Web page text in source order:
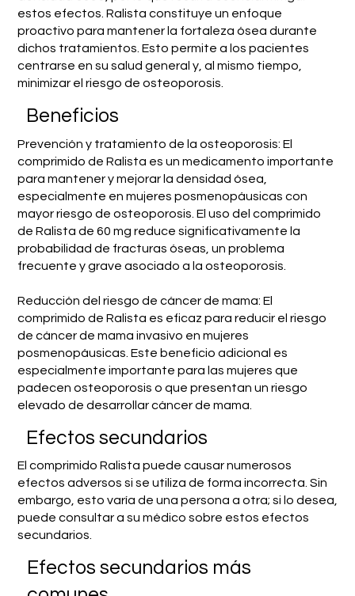
estos efectos. Ralista constituye un enfoque
proactivo para mantener la fortaleza ósea durante
dichos tratamientos. Esto permite a los pacientes
centrarse en su salud general y, al mismo tiempo,
minimizar el riesgo de osteoporosis.
Beneficios
Prevención y tratamiento de la osteoporosis: El
comprimido de Ralista es un medicamento importante
para mantener y mejorar la densidad ósea,
especialmente en mujeres posmenopáusicas con
mayor riesgo de osteoporosis. El uso del comprimido
de Ralista de 60 mg reduce significativamente la
probabilidad de fracturas óseas, un problema
frecuente y grave asociado a la osteoporosis.
Reducción del riesgo de cáncer de mama: El
comprimido de Ralista es eficaz para reducir el riesgo
de cáncer de mama invasivo en mujeres
posmenopáusicas. Este beneficio adicional es
especialmente importante para las mujeres que
padecen osteoporosis o que presentan un riesgo
elevado de desarrollar cáncer de mama.
Efectos secundarios
El comprimido Ralista puede causar numerosos
efectos adversos si se utiliza de forma incorrecta. Sin
embargo, esto varía de una persona a otra; si lo desea,
puede consultar a su médico sobre estos efectos
secundarios.
Efectos secundarios más